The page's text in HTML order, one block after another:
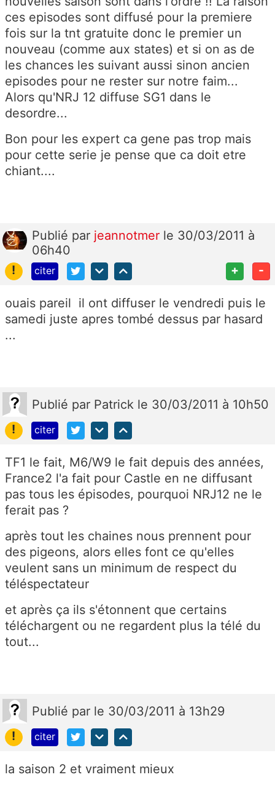
ces episodes sont diffusé pour la premiere
fois sur la tnt gratuite donc le premier un
nouveau (comme aux states) et si on as de
les chances les suivant aussi sinon ancien
episodes pour ne rester sur notre faim...
Alors qu'NRJ 12 diffuse SG1 dans le
desordre...
Bon pour les expert ca gene pas trop mais
pour cette serie je pense que ca doit etre
chiant....
Publié par jeannotmer le 30/03/2011 à
06h40
!
citer + -
ouais pareil il ont diffuser le vendredi puis le
samedi juste apres tombé dessus par hasard
...
Publié par Patrick le 30/03/2011 à 10h50
!
citer
TF1 le fait, M6/W9 le fait depuis des années,
France2 l'a fait pour Castle en ne diffusant
pas tous les épisodes, pourquoi NRJ12 ne le
ferait pas ?
après tout les chaines nous prennent pour
des pigeons, alors elles font ce qu'elles
veulent sans un minimum de respect du
téléspectateur
et après ça ils s'étonnent que certains
téléchargent ou ne regardent plus la télé du
tout...
Publié par le 30/03/2011 à 13h29
!
citer
la saison 2 et vraiment mieux